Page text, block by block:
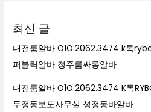
최신 글
대전룸알바 O1O.2062.3474 k톡
퍼블릭알바 청주룸싸롱알바
대전룸알바 O1O.2062.3474 K톡
두정동보도사무실 성정동바알바